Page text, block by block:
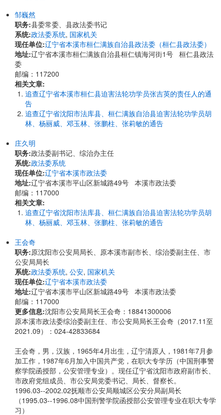
邹巍然
职务:县委常委、县政法委书记
系统:政法委系统, 国家机关
现任单位:辽宁省本溪市桓仁满族自治县政法委（桓仁县政法委）
地址:辽宁省本溪市桓仁满族自治县桓仁镇海河街1号 桓仁县政法
委
邮编：117200
相关文章:
追查辽宁省本溪市桓仁县迫害法轮功学员张吉英的责任人的通
告
追查辽宁省沈阳市法库县、桓仁满族自治县迫害法轮功学员胡
林、杨丽威、邓玉林、张鹏柱、张莉敏的通告
庄久明
职务:政法委副书记、综治办主任
系统:政法委系统
现任单位:辽宁省本溪市政法委
地址:辽宁省本溪市平山区新城路49号 本溪市政法委
邮编：117000
相关文章:
追查辽宁省沈阳市法库县、桓仁满族自治县迫害法轮功学员胡
林、杨丽威、邓玉林、张鹏柱、张莉敏的通告
王会奇
职务:原沈阳市公安局局长、原本溪市副市长、综治委副主任、市
公安局局长
系统:政法委系统, 公安, 国家机关
现任单位:辽宁省本溪市政法委
地址:辽宁省本溪市平山区新城路49号 本溪市政法委
邮编：117000
更多信息:沈阳市公安局局长王会奇：18841300006
原本溪市政法委综治委副主任、市公安局局长王会奇（2017.11至
2021.09）：024-42833684
王会奇，男，汉族，1965年4月出生，辽宁清原人，1981年7月参
加工作，1987年6月加入中国共产党，在职大专学历（中国刑事警
察学院函授部，公安管理专业）。现任辽宁省沈阳市政府副市长、
市政府党组成员、市公安局党委书记、局长、督察长。
1996.03--2002.02抚顺市公安局顺城区公安分局副局长
（1995.03--1996.08中国刑警学院函授部公安管理专业在职大专学
习）